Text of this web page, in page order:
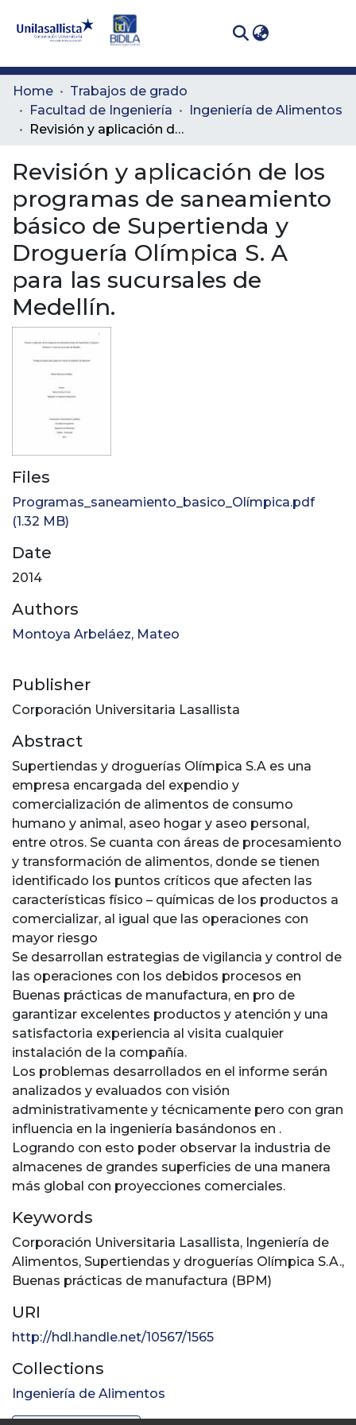
Communities
& Collections
All of DSpace
Statistics
Home
Trabajos de grado
Facultad de Ingeniería
Ingeniería de Alimentos
Revisión y aplicación de los programas de saneamiento básico de Supertienda y Droguería Olímpica S. A para las sucursales de Medellín.
Revisión y aplicación de los
programas de saneamiento
básico de Supertienda y
Droguería Olímpica S. A
para las sucursales de
Medellín.
Files
Programas_saneamiento_basico_Olímpica.pdf
(1.32 MB)
Date
2014
Authors
Montoya Arbeláez, Mateo
Publisher
Corporación Universitaria Lasallista
Abstract
Supertiendas y droguerías Olímpica S.A es una
empresa encargada del expendio y
comercialización de alimentos de consumo
humano y animal, aseo hogar y aseo personal,
entre otros. Se cuanta con áreas de procesamiento
y transformación de alimentos, donde se tienen
identificado los puntos críticos que afecten las
características físico – químicas de los productos a
comercializar, al igual que las operaciones con
mayor riesgo
Se desarrollan estrategias de vigilancia y control de
las operaciones con los debidos procesos en
Buenas prácticas de manufactura, en pro de
garantizar excelentes productos y atención y una
satisfactoria experiencia al visita cualquier
instalación de la compañía.
Los problemas desarrollados en el informe serán
analizados y evaluados con visión
administrativamente y técnicamente pero con gran
influencia en la ingeniería basándonos en .
Logrando con esto poder observar la industria de
almacenes de grandes superficies de una manera
más global con proyecciones comerciales.
Keywords
Corporación Universitaria Lasallista, Ingeniería de
Alimentos, Supertiendas y droguerías Olímpica S.A.,
Buenas prácticas de manufactura (BPM)
URI
http://hdl.handle.net/10567/1565
Collections
Ingeniería de Alimentos